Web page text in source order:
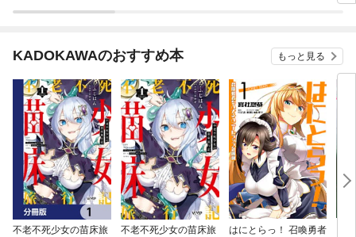
になった件（コミッ
定
KADOKAWAのおすすめ本 もっと見る
不老不死少女の苗床旅
不老不死少女の苗床旅
はにとらっ！ 召喚勇者